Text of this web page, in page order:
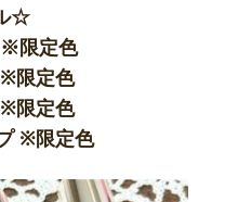
☆
限定色
限定色
※限定色
※限定色